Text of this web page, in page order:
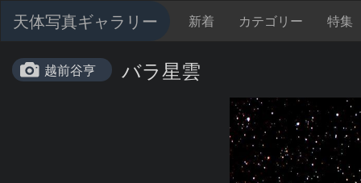
天体写真ギャラリー 新着 カテゴリー 特集
越前谷亨 バラ星雲